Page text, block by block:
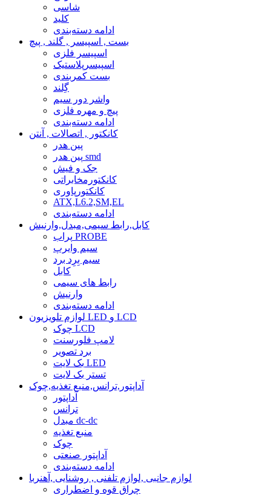
شاسی
کلید
ادامه دسته‌بندی
بست , اسپیسر , گلند , پیچ
اسپیسر فلزی
اسپیسرپلاستیک
بست کمربندی
گِلند
واشر دور سیم
پیچ و مهره فلزی
ادامه دسته‌بندی
کانکتور , اتصالات , آنتن
پین هدر
پین هدر smd
جک و فیش
کانکتورمخابراتی
کانکتورپاوری
ATX,L6.2,SM,EL
ادامه دسته‌بندی
کابل,رابط سیمی,مبدل,وارنیش
پراب PROBE
سیم وایرپ
سیم بِرِد برد
کابل
رابط های سیمی
وارنیش
ادامه دسته‌بندی
لوازم تلویزیون LED و LCD
چوک LCD
لامپ فلورسنت
برد تصویر
بک لایت LED
تستر بک لایت
آداپتور,ترانس,منبع تغذیه,چوک
آداپتور
ترانس
مبدل dc-dc
منبع تغذیه
چوک
آداپتور صنعتی
ادامه دسته‌بندی
لوازم جانبی ,لوازم تلفنی , روشنایی ,آهنربا
چراق قوه و اضطراری